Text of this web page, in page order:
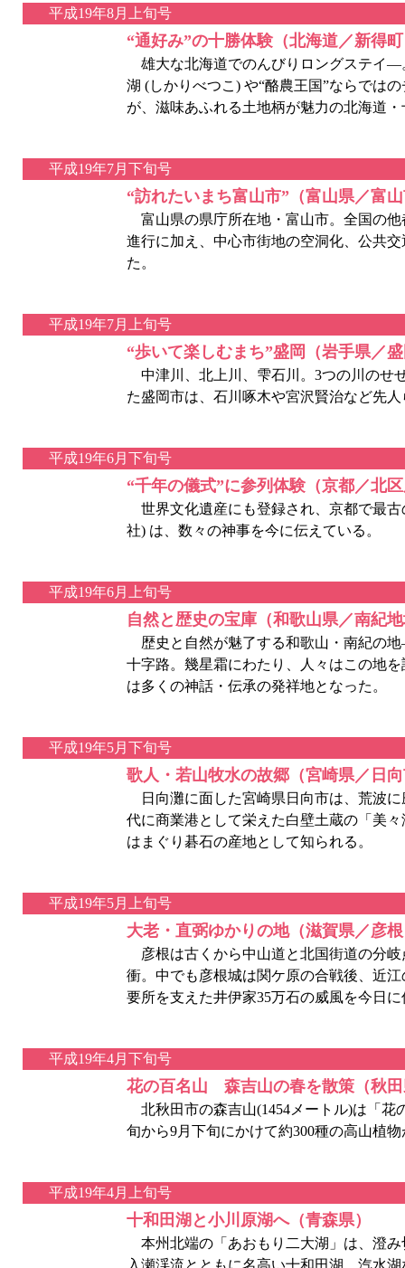
平成19年8月上旬号
“通好み”の十勝体験（北海道／新得
雄大な北海道でのんびりロングステイ―
湖 (しかりべつこ) や“酪農王国”ならでは
が、滋味あふれる土地柄が魅力の北海道
平成19年7月下旬号
“訪れたいまち富山市”（富山県／富
富山県の県庁所在地・富山市。全国の
進行に加え、中心市街地の空洞化、公共
た。
平成19年7月上旬号
“歩いて楽しむまち”盛岡（岩手県／
中津川、北上川、雫石川。3つの川のせ
た盛岡市は、石川啄木や宮沢賢治など先
平成19年6月下旬号
“千年の儀式”に参列体験（京都／北
世界文化遺産にも登録され、京都で最
社) は、数々の神事を今に伝えている。
平成19年6月上旬号
自然と歴史の宝庫（和歌山県／南紀
歴史と自然が魅了する和歌山・南紀の
十字路。幾星霜にわたり、人々はこの地
は多くの神話・伝承の発祥地となった。
平成19年5月下旬号
歌人・若山牧水の故郷（宮崎県／日
日向灘に面した宮崎県日向市は、荒波
代に商業港として栄えた白壁土蔵の「美
はまぐり碁石の産地として知られる。
平成19年5月上旬号
大老・直弼ゆかりの地（滋賀県／彦
彦根は古くから中山道と北国街道の分
衝。中でも彦根城は関ケ原の合戦後、近
要所を支えた井伊家35万石の威風を今日
平成19年4月下旬号
花の百名山 森吉山の春を散策（秋
北秋田市の森吉山(1454メートル)は「花
旬から9月下旬にかけて約300種の高山植
平成19年4月上旬号
十和田湖と小川原湖へ（青森県）
本州北端の「あおもり二大湖」は、澄
入瀬渓流とともに名高い十和田湖。汽水